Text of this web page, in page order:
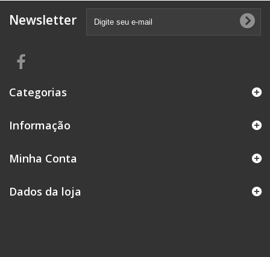
Newsletter
Categorias
Informação
Minha Conta
Dados da loja